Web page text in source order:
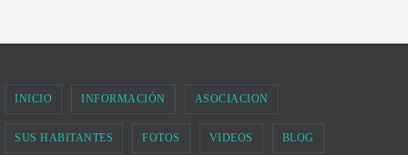
INICIO INFORMACIÓN ASOCIACION
SUS HABITANTES FOTOS VIDEOS BLOG